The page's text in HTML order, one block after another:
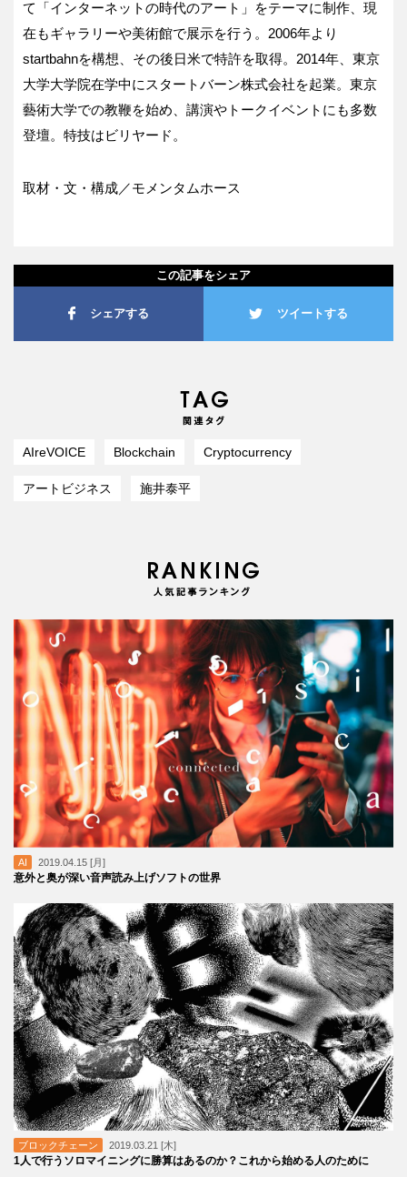
て「インターネットの時代のアート」をテーマに制作、現
在もギャラリーや美術館で展示を行う。2006年より
startbahnを構想、その後日米で特許を取得。2014年、東京
大学大学院在学中にスタートバーン株式会社を起業。東京
藝術大学での教鞭を始め、講演やトークイベントにも多数
登壇。特技はビリヤード。
取材・文・構成／モメンタムホース
この記事をシェア
シェアする ツイートする
AIreVOICE Blockchain Cryptocurrency
アートビジネス 施井泰平
AI 2019.04.15 [月]
意外と奥が深い音声読み上げソフトの世界
ブロックチェーン 2019.03.21 [木]
1人で行うソロマイニングに勝算はあるのか？これから始める人のために